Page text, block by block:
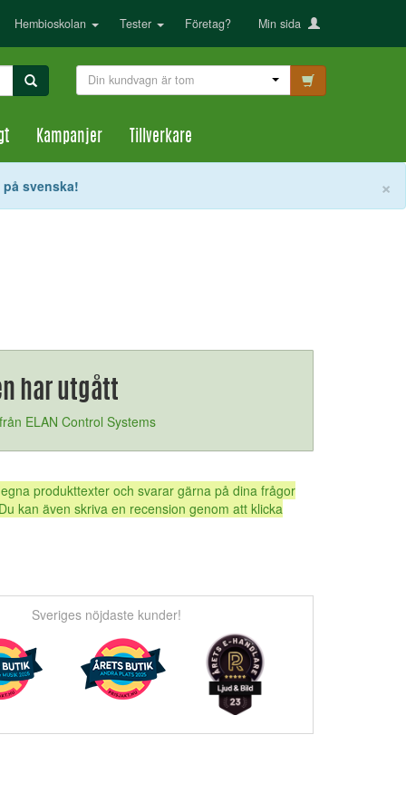
Hembioskolan Tester Företag? Min sida
Din kundvagn är tom
Kampanjer Tillverkare
×
svenska!
har utgått
ELAN Control Systems
produkttexter och svarar gärna på dina frågor
kan även skriva en recension genom att klicka
Sveriges nöjdaste kunder!